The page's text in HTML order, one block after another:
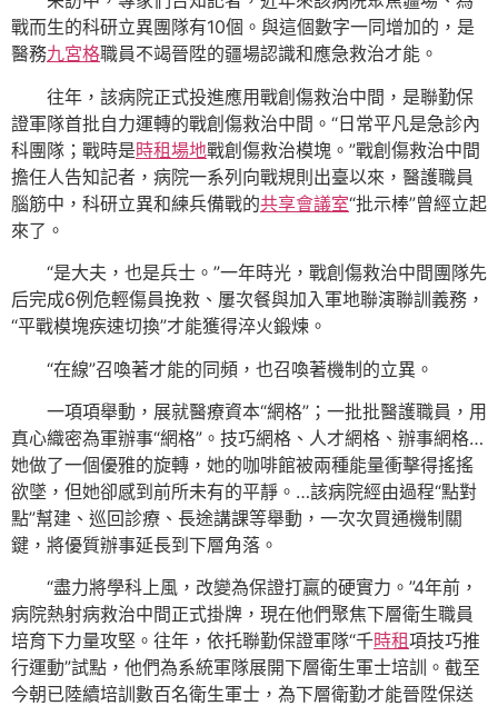
戰而生的科研立異團隊有10個。與這個數字一同增加的，是
醫務九宮格職員不竭晉陞的疆場認識和應急救治才能。
往年，該病院正式投進應用戰創傷救治中間，是聯勤保
證軍隊首批自力運轉的戰創傷救治中間。“日常平凡是急診內
科團隊；戰時是時租場地戰創傷救治模塊。”戰創傷救治中間
擔任人告知記者，病院一系列向戰規則出臺以來，醫護職員
腦筋中，科研立異和練兵備戰的共享會議室“批示棒”曾經立起
來了。
“是大夫，也是兵士。”一年時光，戰創傷救治中間團隊先
后完成6例危輕傷員挽救、屢次餐與加入軍地聯演聯訓義務，
“平戰模塊疾速切換”才能獲得淬火鍛煉。
“在線”召喚著才能的同頻，也召喚著機制的立異。
一項項舉動，展就醫療資本“網格”；一批批醫護職員，用
真心織密為軍辦事“網格”。技巧網格、人才網格、辦事網格…
她做了一個優雅的旋轉，她的咖啡館被兩種能量衝擊得搖搖
欲墜，但她卻感到前所未有的平靜。…該病院經由過程“點對
點”幫建、巡回診療、長途講課等舉動，一次次買通機制關
鍵，將優質辦事延長到下層角落。
“盡力將學科上風，改變為保證打贏的硬實力。”4年前，
病院熱射病救治中間正式掛牌，現在他們聚焦下層衛生職員
培育下力量攻堅。往年，依托聯勤保證軍隊“千時租項技巧推
行運動”試點，他們為系統軍隊展開下層衛生軍士培訓。截至
今朝已陸續培訓數百名衛生軍士，為下層衛勤才能晉陞保送